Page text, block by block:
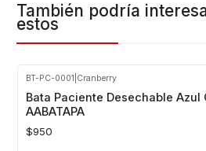
También podría
estos
BT-PC-0001 Cranberry
Bata Paciente Desechable Azul
AABATAPA
$950